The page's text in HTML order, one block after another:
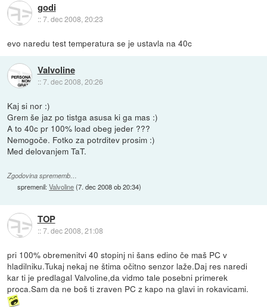
godi
::7. dec 2008, 20:23
evo naredu test temperatura se je ustavla na 40c
Valvoline
::7. dec 2008, 20:26
Kaj si nor :)
Grem še jaz po tistga asusa ki ga mas :)
A to 40c pr 100% load obeg jeder ???
Nemogoče. Fotko za potrditev prosim :)
Med delovanjem TaT.
Zgodovina sprememb…
spremenil:Valvoline(7. dec 2008 ob 20:34)
TOP
::7. dec 2008, 21:08
pri 100% obremenitvi 40 stopinj ni šans edino če maš PC v
hladilniku.Tukaj nekaj ne štima očitno senzor laže.Daj res naredi
kar ti je predlagal Valvoline,da vidmo tale posebni primerek
proca.Sam da ne boš ti zraven PC z kapo na glavi in rokavicami.